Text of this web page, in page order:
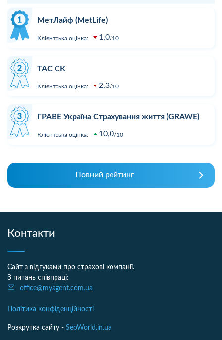
МетЛайф (MetLife)
Клієнтська оцінка: 1,0 10
ТАС СК
Клієнтська оцінка: 2,3 10
ГРАВЕ Україна Страхування життя (GRAWE)
Клієнтська оцінка: 10,0 10
Повний рейтинг
Контакти
Сайт з відгуками про страхові компанії.
З питань співпраці:
office@myagent.com.ua
Політика конфіденційності
Розкрутка сайту - SeoWorld.in.ua